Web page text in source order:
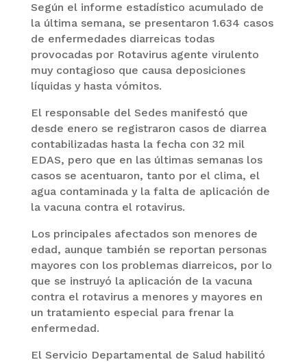
Según el informe estadístico acumulado de
la última semana, se presentaron 1.634 casos
de enfermedades diarreicas todas
provocadas por Rotavirus agente virulento
muy contagioso que causa deposiciones
líquidas y hasta vómitos.
El responsable del Sedes manifestó que
desde enero se registraron casos de diarrea
contabilizadas hasta la fecha con 32 mil
EDAS, pero que en las últimas semanas los
casos se acentuaron, tanto por el clima, el
agua contaminada y la falta de aplicación de
la vacuna contra el rotavirus.
Los principales afectados son menores de
edad, aunque también se reportan personas
mayores con los problemas diarreicos, por lo
que se instruyó la aplicación de la vacuna
contra el rotavirus a menores y mayores en
un tratamiento especial para frenar la
enfermedad.
El Servicio Departamental de Salud habilitó